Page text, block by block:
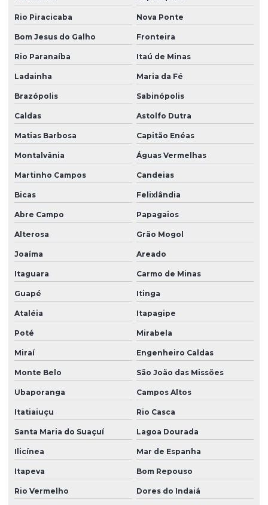
Rio Piracicaba Nova Ponte
Bom Jesus do Galho Fronteira
Rio Paranaíba Itaú de Minas
Ladainha Maria da Fé
Brazópolis Sabinópolis
Caldas Astolfo Dutra
Matias Barbosa Capitão Enéas
Montalvânia Águas Vermelhas
Martinho Campos Candeias
Bicas Felixlândia
Abre Campo Papagaios
Alterosa Grão Mogol
Joaíma Areado
Itaguara Carmo de Minas
Guapé Itinga
Ataléia Itapagipe
Poté Mirabela
Miraí Engenheiro Caldas
Monte Belo São João das Missões
Ubaporanga Campos Altos
Itatiaiuçu Rio Casca
Santa Maria do Suaçuí Lagoa Dourada
Ilicínea Mar de Espanha
Itapeva Bom Repouso
Rio Vermelho Dores do Indaiá